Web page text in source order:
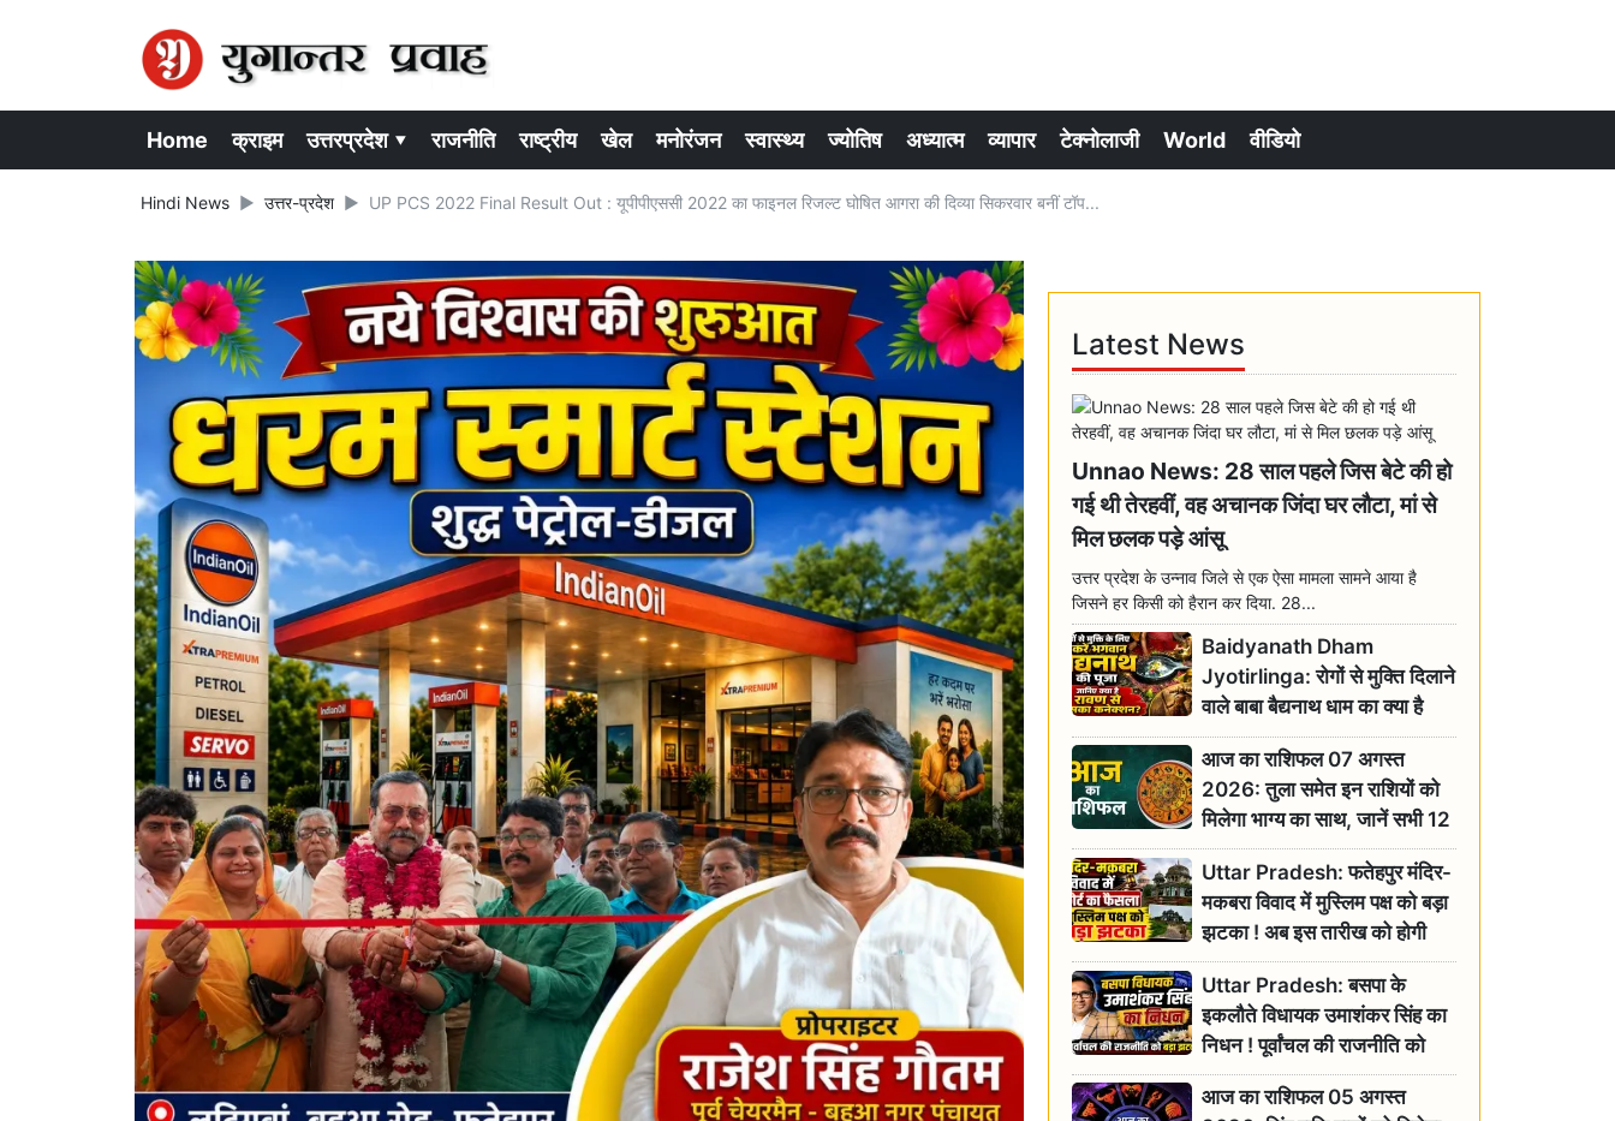
Home क्राइम उत्तरप्रदेश ▾ राजनीति राष्ट्रीय खेल मनोरंजन स्वास्थ्य ज्योतिष अध्यात्म व्यापार टेक्नोलाजी World वीडियो
Hindi News उत्तर-प्रदेश UP PCS 2022 Final Result Out : यूपीपीएससी 2022 का फाइनल रिजल्ट घोषित आगरा की दिव्या सिकरवार बनीं टॉप...
Latest News
Unnao News: 28 साल पहले जिस बेटे की हो
गई थी तेरहवीं, वह अचानक जिंदा घर लौटा, मां से
मिल छलक पड़े आंसू
उत्तर प्रदेश के उन्नाव जिले से एक ऐसा मामला सामने आया है
जिसने हर किसी को हैरान कर दिया. 28...
Baidyanath Dham
Jyotirlinga: रोगों से मुक्ति दिलाने
वाले बाबा बैद्यनाथ धाम का क्या है
रावण से संबंध? जानिए ज्योतिर्लिंग की
महिमा
आज का राशिफल 07 अगस्त
2026: तुला समेत इन राशियों को
मिलेगा भाग्य का साथ, जानें सभी 12
राशियों का दैनिक भाग्यफल
Uttar Pradesh: फतेहपुर मंदिर-
मकबरा विवाद में मुस्लिम पक्ष को बड़ा
झटका ! अब इस तारीख को होगी
सुनवाई
Uttar Pradesh: बसपा के
इकलौते विधायक उमाशंकर सिंह का
निधन ! पूर्वांचल की राजनीति को
बड़ा झटका, योगी ने जताया दुःख
आज का राशिफल 05 अगस्त